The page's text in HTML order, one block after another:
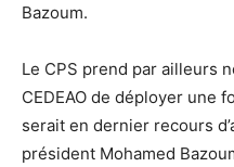
Bazoum.
Le CPS prend par ailleurs
CEDEAO de déployer une
serait en dernier recours
président Mohamed